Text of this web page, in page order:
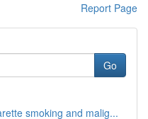
Report Page
Go
smoking and malig...